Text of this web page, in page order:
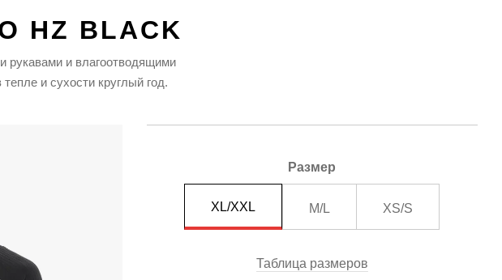
HZ BLACK
рукавами и влагоотводящими
и сухости круглый год.
Размер
XL/XXL M/L XS/S
Таблица размеров